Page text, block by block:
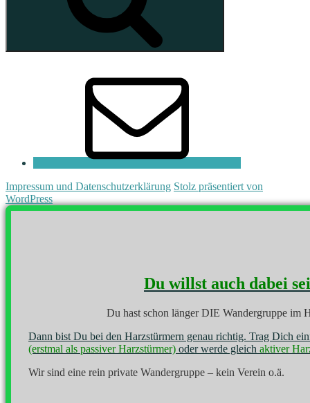
Impressum und Datenschutzerklärung Stolz präsentiert von
WordPress
Du willst auch dabei
Du hast schon länger DIE Wandergruppe im
Dann bist Du bei den Harzstürmern genau richtig. Trag Dich
(erstmal als passiver Harzstürmer) oder werde gleich aktiver
Wir sind eine rein private Wandergruppe – kein Verein o.ä.